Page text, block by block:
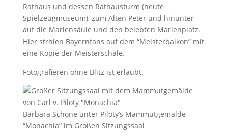
Rathaus und dessen Rathausturm (heute
Spielzeugmuseum), zum Alten Peter und hinunter
auf die Mariensäule und den belebten Marienplatz.
Hier strhlen Bayernfans auf dem “Meisterbalkon” mit
eine Kopie der Meisterschale.
Fotografieren ohne Blitz ist erlaubt.
Barbara Schöne unter Piloty’s Mammutgemälde
“Monachia” im Großen Sitzungssaal